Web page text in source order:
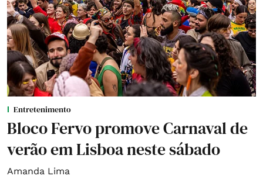
Entretenimento
Bloco Fervo promove Carnaval de
verão em Lisboa neste sábado
Amanda Lima